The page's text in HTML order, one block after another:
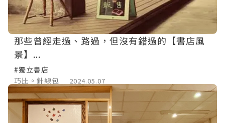
那些曾經走過、路過，但沒有錯過的【書店風
景】...
#獨立書店
巧比。針線包
2024.05.07